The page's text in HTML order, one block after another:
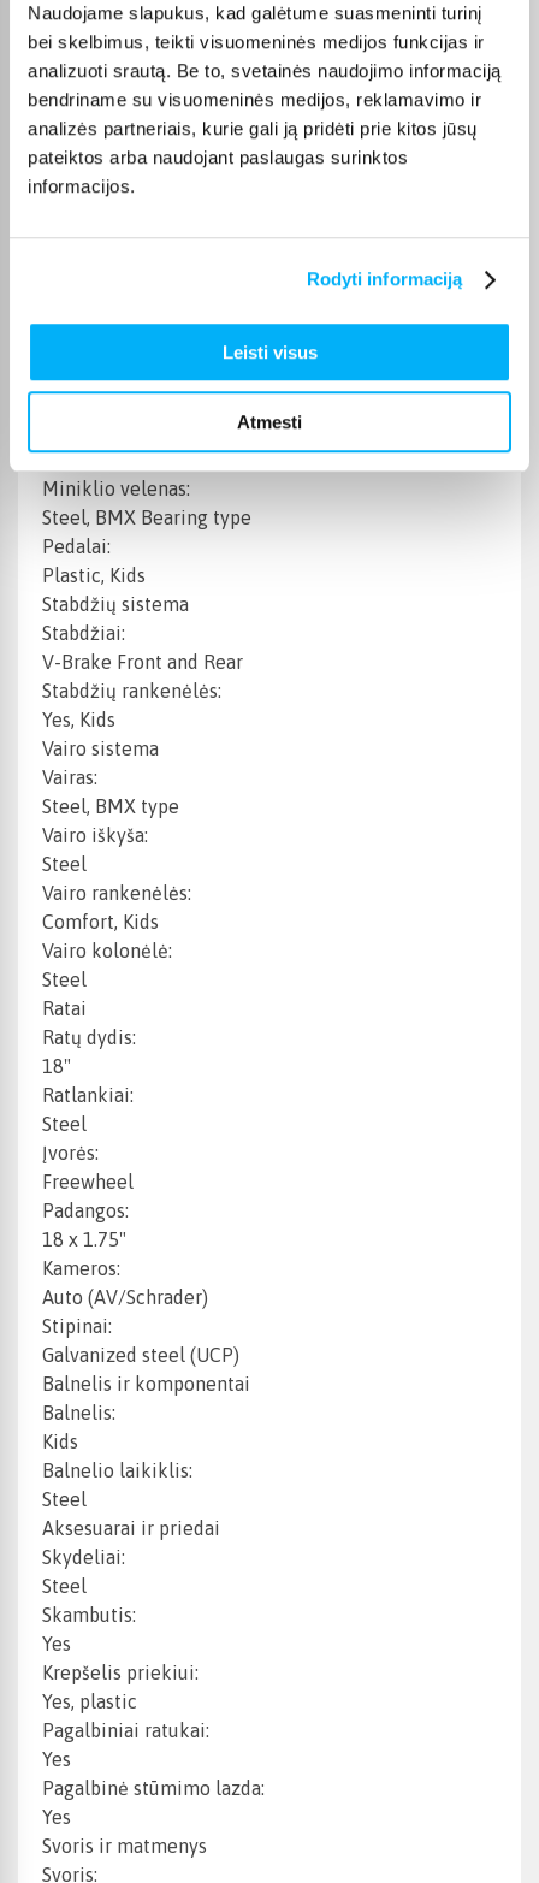
Naudojame slapukus, kad galėtume suasmeninti turinį
bei skelbimus, teikti visuomeninės medijos funkcijas ir
analizuoti srautą. Be to, svetainės naudojimo informaciją
bendriname su visuomeninės medijos, reklamavimo ir
analizės partneriais, kurie gali ją pridėti prie kitos jūsų
pateiktos arba naudojant paslaugas surinktos
informacijos.
Rodyti informaciją
Leisti visus
Atmesti
Aluminium
Šakė:
Rigid, Steel
Pavarų sistema
Pavarų skaičius:
1
Pavarų sistema:
Steel 16T, Freewheel
1/2" 1/8"
Miniklio velenas:
Steel, BMX Bearing type
Pedalai:
Plastic, Kids
Stabdžių sistema
Stabdžiai:
V-Brake Front and Rear
Stabdžių rankenėlės:
Yes, Kids
Vairo sistema
Vairas:
Steel, BMX type
Vairo iškyša:
Steel
Vairo rankenėlės:
Comfort, Kids
Vairo kolonėlė:
Steel
Ratai
Ratų dydis:
18"
Ratlankiai:
Steel
Įvorės:
Freewheel
Padangos:
18 x 1.75"
Kameros:
Auto (AV/Schrader)
Stipinai:
Galvanized steel (UCP)
Balnelis ir komponentai
Balnelis:
Kids
Balnelio laikiklis:
Steel
Aksesuarai ir priedai
Skydeliai:
Steel
Skambutis:
Yes
Krepšelis priekiui:
Yes, plastic
Pagalbiniai ratukai:
Yes
Pagalbinė stūmimo lazda:
Yes
Svoris ir matmenys
Svoris: